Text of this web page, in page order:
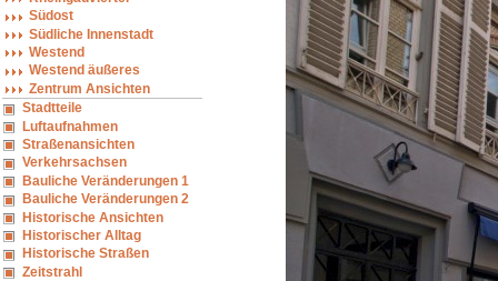
Südost
Südliche Innenstadt
Westend
Westend äußeres
Zentrum Ansichten
Stadtteile
Luftaufnahmen
Straßenansichten
Verkehrsachsen
Bauliche Veränderungen 1
Bauliche Veränderungen 2
Historische Ansichten
Historischer Alltag
Historische Straßen
Zeitstrahl